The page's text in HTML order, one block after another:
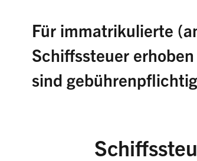
Für immatrikulierte
Schiffssteuer
sind